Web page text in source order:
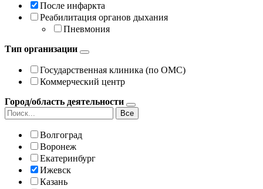
После инфаркта
Реабилитация органов дыхания
Пневмония
Тип организации
Государственная клиника (по ОМС)
Коммерческий центр
Город/область деятельности
Все
Волгоград
Воронеж
Екатеринбург
Ижевск
Казань